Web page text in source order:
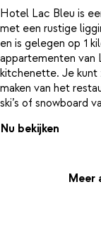
Hotel Lac Bleu is
met een rustige
en is gelegen op 1
appartementen van
kitchenette. Je kunt
maken van het
ski’s of snowboard
lekker drankje bij de
Nu bekijken
Meer